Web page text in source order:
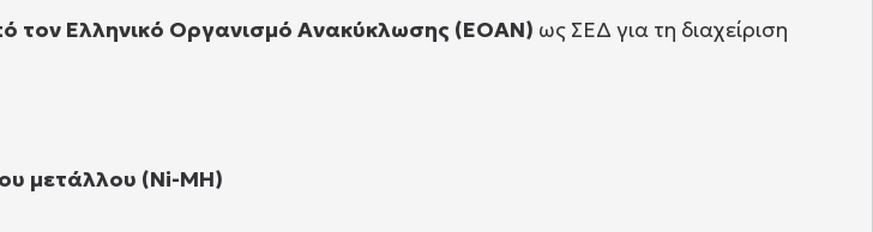
τον Ελληνικό Οργανισμό Ανακύκλωσης (ΕΟΑΝ) ως ΣΕΔ για τη διαχείριση
μετάλλου (Ni-MH)